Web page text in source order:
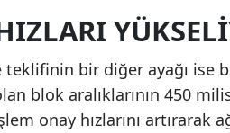
teklifinin bir diğer ayağı ise
blok aralıklarının 450
onay hızlarını artırarak